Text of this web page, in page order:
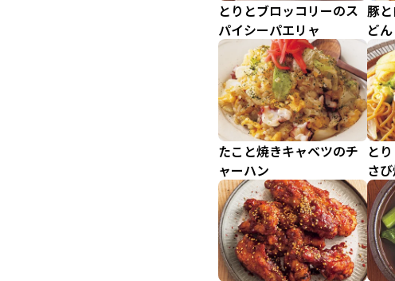
とりとブロッコリーのス
パイシーパエリャ
豚
どん
たこと焼きキャベツのチ
ャーハン
と
さ